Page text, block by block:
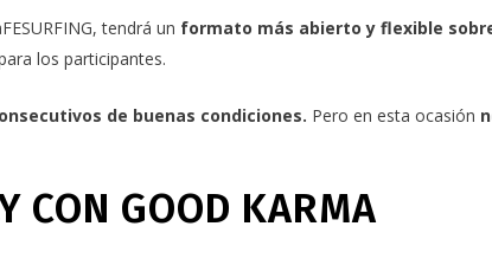
tendrá un formato más abierto y flexible
los participantes.
de buenas condiciones. Pero en esta ocasión
CON GOOD KARMA